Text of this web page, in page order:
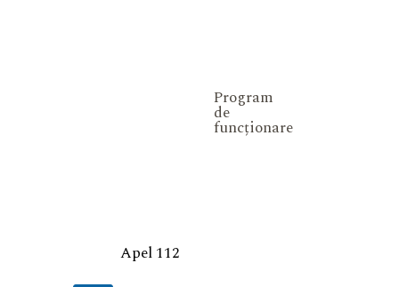
Program
de
funcționare
Apel 112